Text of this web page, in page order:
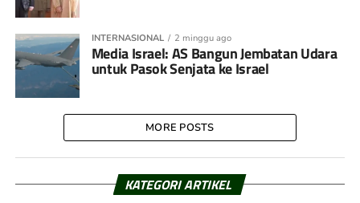
INTERNASIONAL 2 minggu ago
Media Israel: AS Bangun Jembatan Udara
untuk Pasok Senjata ke Israel
MORE POSTS
KATEGORI ARTIKEL